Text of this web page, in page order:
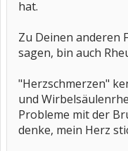
hat.
Zu Deinen anderen
sagen, bin auch
"Herzschmerzen"
und
Probleme mit der
denke, mein Herz